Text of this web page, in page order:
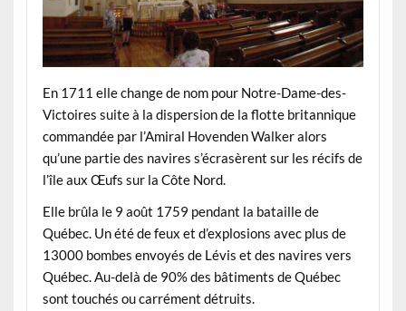
En 1711 elle change de nom pour Notre-Dame-des-
Victoires suite à la dispersion de la flotte britannique
commandée par l’Amiral Hovenden Walker alors
qu’une partie des navires s’écrasèrent sur les récifs de
l’île aux Œufs sur la Côte Nord.
Elle brûla le 9 août 1759 pendant la bataille de
Québec. Un été de feux et d’explosions avec plus de
13000 bombes envoyés de Lévis et des navires vers
Québec. Au-delà de 90% des bâtiments de Québec
sont touchés ou carrément détruits.